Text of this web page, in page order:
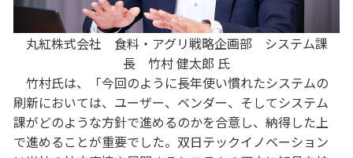
丸紅株式会社 食料・アグリ戦略企画部 システム課
長 竹村 健太郎 氏
竹村氏は、「今回のように長年使い慣れたシステムの
刷新においては、ユーザー、ベンダー、そしてシステム
課がどのような方針で進めるのかを合意し、納得した上
で進めることが重要でした。双日テックイノベーション